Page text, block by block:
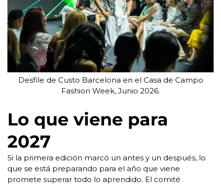
Desfile de Custo Barcelona en el Casa de Campo
Fashion Week, Junio 2026.
Lo que viene para
2027
Si la primera edición marcó un antes y un después, lo
que se está preparando para el año que viene
promete superar todo lo aprendido. El comité